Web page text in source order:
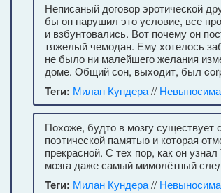
Неписаный договор эротической
бы он нарушил это условие, все
и взбунтовались. Вот почему он
тяжелый чемодан. Ему хотелось
не было ни малейшего желания
доме. Общий сон, выходит, был
Теги: Милан Кундера//
Похоже, будто в мозгу
поэтической памятью и которая
прекрасной. С тех пор, как он
мозга даже самый мимолётный
Теги: Милан Кундера//